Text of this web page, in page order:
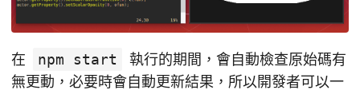
在 npm start
執行的期間，會自動檢查原始碼有
無更動，必要時會自動更新結果，所以開發者可以一